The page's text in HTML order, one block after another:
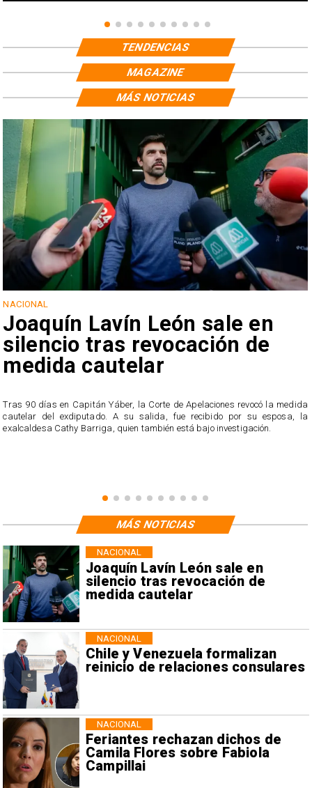
TENDENCIAS
MAGAZINE
NACIONAL
Joaquín Lavín León sale en
silencio tras revocación de
medida cautelar
Tras 90 días en Capitán Yáber, la Corte de Apelaciones revocó la medida
cautelar del exdiputado. A su salida, fue recibido por su esposa, la
exalcaldesa Cathy Barriga, quien también está bajo investigación.
MÁS NOTICIAS
Joaquín Lavín León sale en
silencio tras revocación de
medida cautelar
NACIONAL
Chile y Venezuela formalizan
reinicio de relaciones consulares
NACIONAL
Feriantes rechazan dichos de
Camila Flores sobre Fabiola
Campillai
NACIONAL
MÁS NOTICIAS